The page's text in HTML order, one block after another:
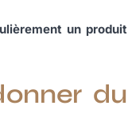
un produit
du